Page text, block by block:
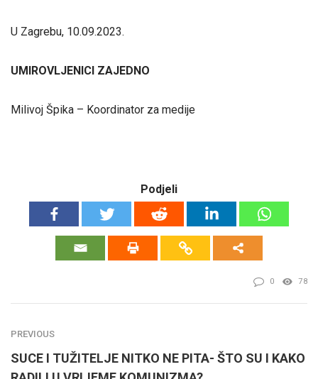
U Zagrebu, 10.09.2023.
UMIROVLJENICI ZAJEDNO
Milivoj Špika – Koordinator za medije
Podjeli
0 78
PREVIOUS
SUCE I TUŽITELJE NITKO NE PITA- ŠTO SU I KAKO